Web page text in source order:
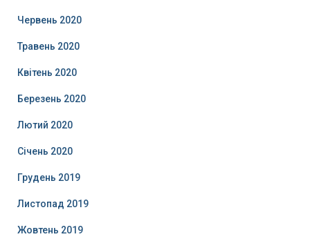
Червень 2020
Травень 2020
Квітень 2020
Березень 2020
Лютий 2020
Січень 2020
Грудень 2019
Листопад 2019
Жовтень 2019